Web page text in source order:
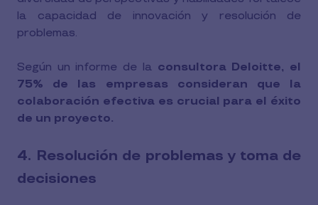
la capacidad de innovación y resolución de
problemas.
Según un informe de la consultora Deloitte, el
75% de las empresas consideran que la
colaboración efectiva es crucial para el éxito
de un proyecto.
4. Resolución de problemas y toma de
decisiones